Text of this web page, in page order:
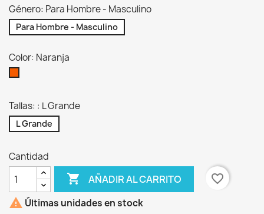
Género: Para Hombre - Masculino
Para Hombre - Masculino
Color: Naranja
Tallas: : L Grande
L Grande
Cantidad
 AÑADIR AL CARRITO
favorite_border
 Últimas unidades en stock